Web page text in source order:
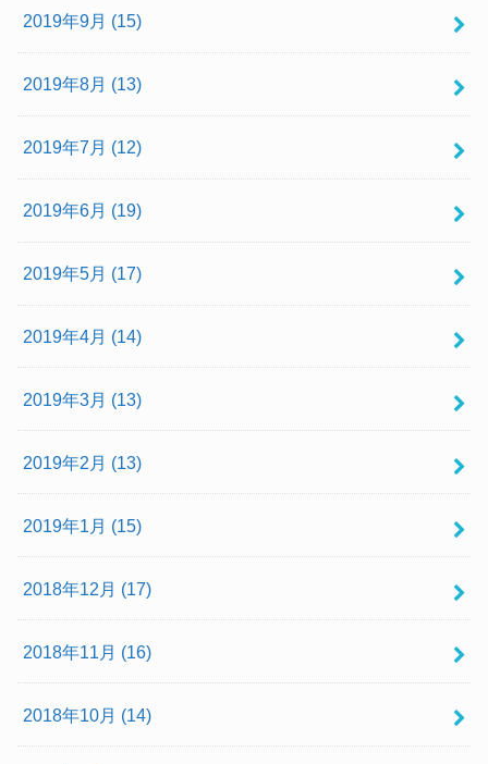
2019年9月 (15)
2019年8月 (13)
2019年7月 (12)
2019年6月 (19)
2019年5月 (17)
2019年4月 (14)
2019年3月 (13)
2019年2月 (13)
2019年1月 (15)
2018年12月 (17)
2018年11月 (16)
2018年10月 (14)